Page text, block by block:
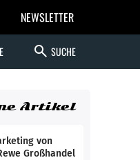
NEWSLETTER
search SUCHE
Artikel
von
Großhandel